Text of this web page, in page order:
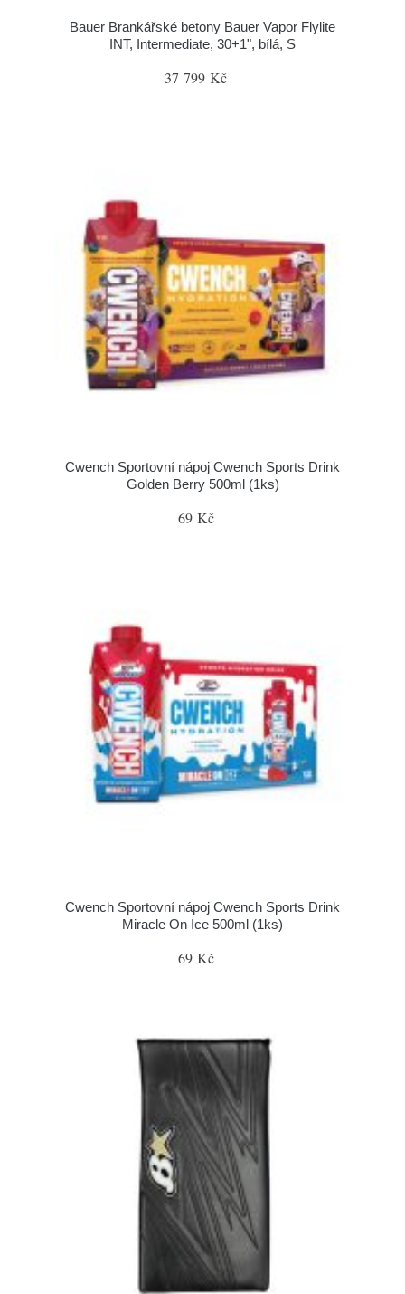
Bauer Brankářské betony Bauer Vapor Flylite
INT, Intermediate, 30+1", bílá, S
37 799 Kč
Cwench Sportovní nápoj Cwench Sports Drink
Golden Berry 500ml (1ks)
69 Kč
Cwench Sportovní nápoj Cwench Sports Drink
Miracle On Ice 500ml (1ks)
69 Kč